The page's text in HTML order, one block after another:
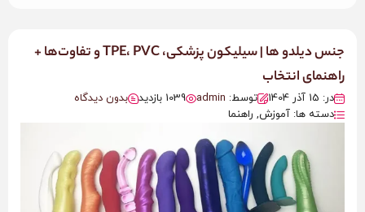
جنس دیلدو ها | سیلیکون پزشکی، TPE، PVC و تفاوت‌ها +
راهنمای انتخاب
در: 15 آذر 1404 توسط: admin 1039 بازدید
بدون دیدگاه
دسته ها: آموزش, راهنما